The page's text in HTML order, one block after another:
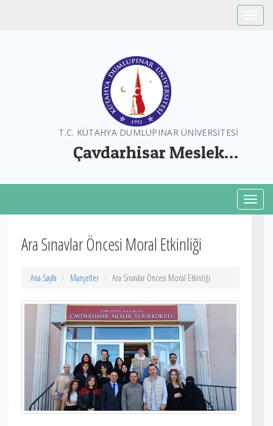
T.C. KÜTAHYA DUMLUPINAR ÜNİVERSİTESİ
Çavdarhisar Meslek
Ara Sınavlar Öncesi Moral Etkinliği
Ana Sayfa Manşetler Ara Sınavlar Öncesi Moral Etkinliği